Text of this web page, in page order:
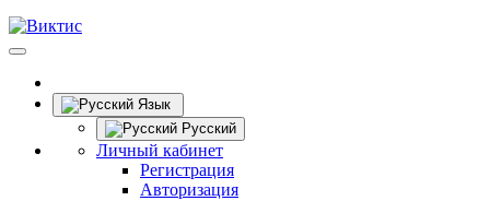
Язык
Русский
Личный кабинет
Регистрация
Авторизация